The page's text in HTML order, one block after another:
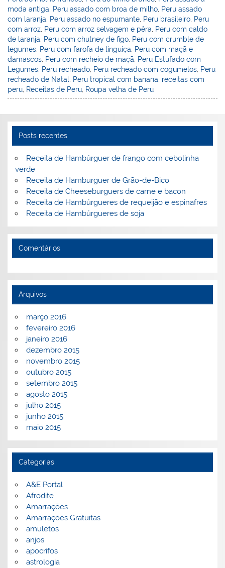
o
k
ai
l
moda antiga, Peru assado com broa de milho, Peru assado
com laranja, Peru assado no espumante, Peru brasileiro, Peru
com arroz, Peru com arroz selvagem e pêra, Peru com caldo
de laranja, Peru com chutney de figo, Peru com crumble de
legumes, Peru com farofa de linguiça, Peru com maçã e
damascos, Peru com recheio de maçã, Peru Estufado com
Legumes, Peru recheado, Peru recheado com cogumelos, Peru
recheado de Natal, Peru tropical com banana, receitas com
peru, Receitas de Peru, Roupa velha de Peru
Posts recentes
Receita de Hambúrguer de frango com cebolinha
verde
Receita de Hamburguer de Grão-de-Bico
Receita de Cheeseburguers de carne e bacon
Receita de Hambúrgueres de requeijão e espinafres
Receita de Hambúrgueres de soja
Comentários
Arquivos
março 2016
fevereiro 2016
janeiro 2016
dezembro 2015
novembro 2015
outubro 2015
setembro 2015
agosto 2015
julho 2015
junho 2015
maio 2015
Categorias
A&E Portal
Afrodite
Amarrações
Amarrações Gratuitas
amuletos
anjos
apocrifos
astrologia